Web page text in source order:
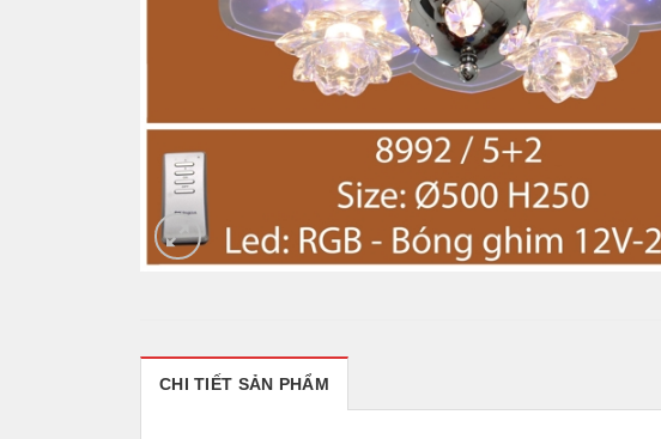
CHI TIẾT SẢN PHẨM